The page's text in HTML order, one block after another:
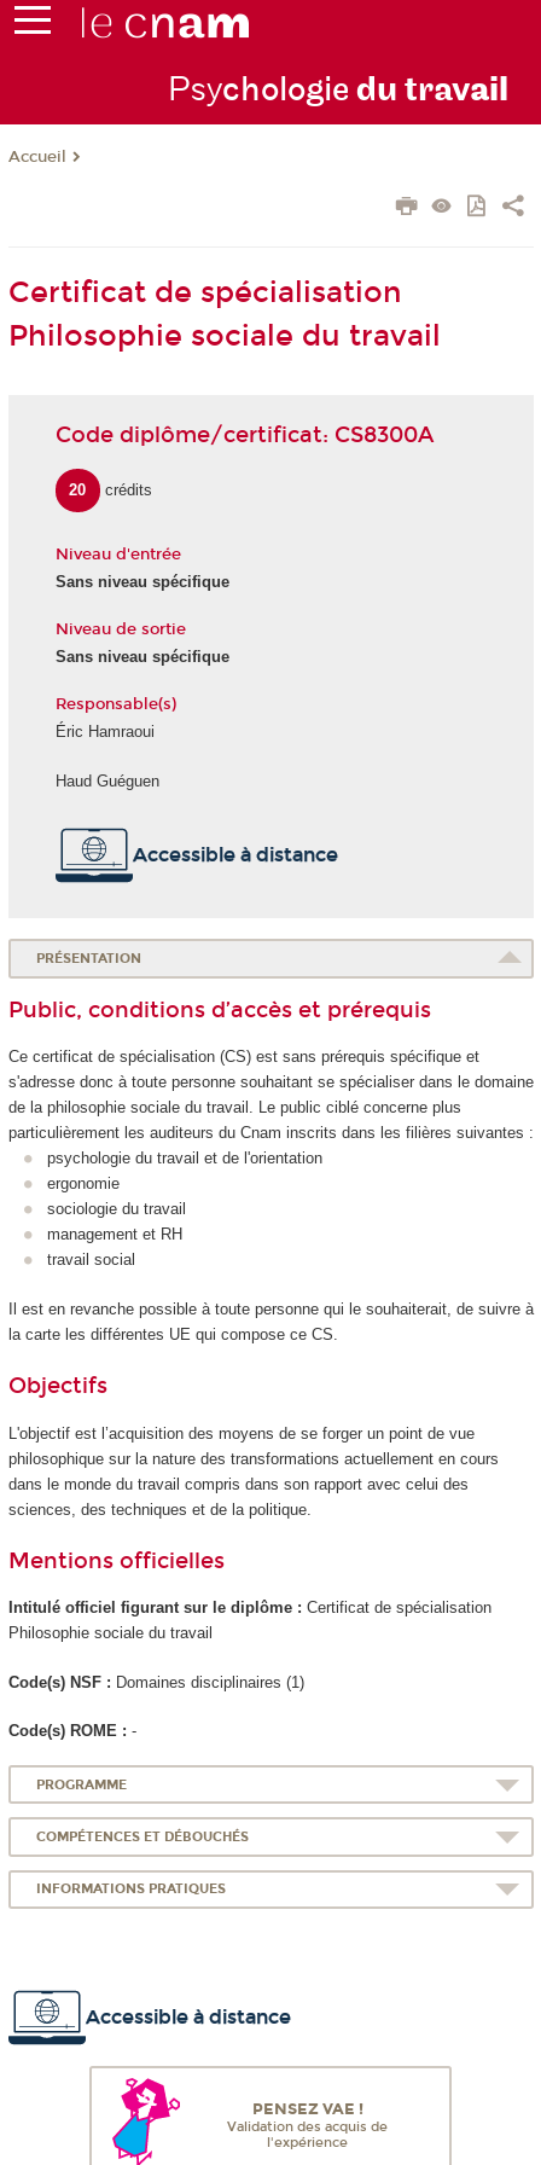
Psychologie du travail
Accueil
Certificat de spécialisation
Philosophie sociale du travail
Code diplôme/certificat: CS8300A
20 crédits
Niveau d'entrée
Sans niveau spécifique
Niveau de sortie
Sans niveau spécifique
Responsable(s)
Éric Hamraoui
Haud Guéguen
Accessible à distance
PRÉSENTATION
Public, conditions d’accès et prérequis
Ce certificat de spécialisation(CS) est sans prérequis spécifique et
s'adresse donc à toute personne souhaitant se spécialiser dans le domaine
de la philosophie sociale du travail. Le public ciblé concerne plus
particulièrement les auditeurs du Cnam inscrits dans les filières suivantes :
psychologie du travail et de l'orientation
ergonomie
sociologie du travail
management et RH
travail social
Il est en revanche possible à toute personne qui le souhaiterait, de suivre à
la carte les différentes UE qui compose ce CS.
Objectifs
L'objectif est l’acquisition des moyens de se forger un point de vue
philosophique sur la nature des transformations actuellement en cours
dans le monde du travail compris dans son rapport avec celui des
sciences, des techniques et de la politique.
Mentions officielles
Intitulé officiel figurant sur le diplôme : Certificat de spécialisation
Philosophie sociale du travail
Code(s) NSF : Domaines disciplinaires (1)
Code(s) ROME : -
PROGRAMME
COMPÉTENCES ET DÉBOUCHÉS
INFORMATIONS PRATIQUES
Accessible à distance
PENSEZ VAE !
Validation des acquis de
l'expérience